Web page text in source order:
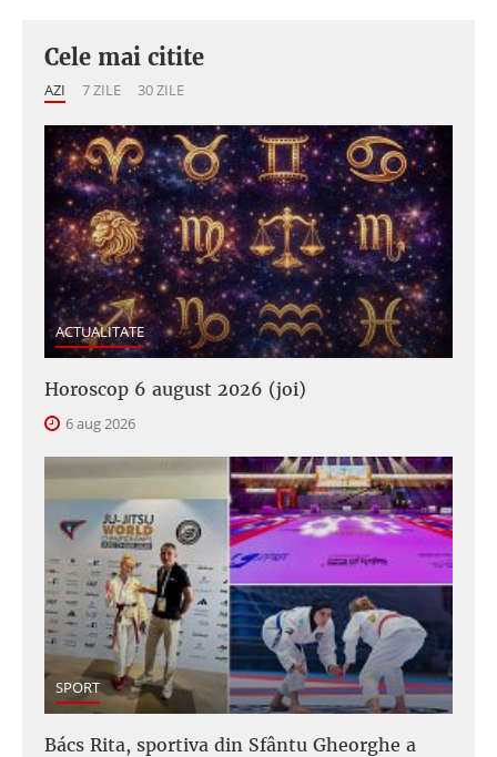
Cele mai citite
AZI 7 ZILE 30 ZILE
ACTUALITATE
Horoscop 6 august 2026 (joi)
6 aug 2026
SPORT
Bács Rita, sportiva din Sfântu Gheorghe a